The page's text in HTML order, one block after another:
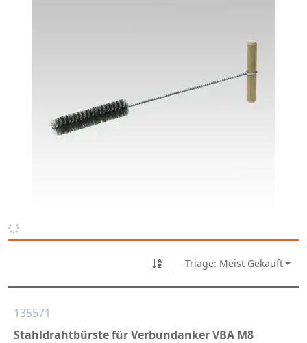
Triage: Meist Gekauft
135571
Stahldrahtbürste für Verbundanker VBA M8